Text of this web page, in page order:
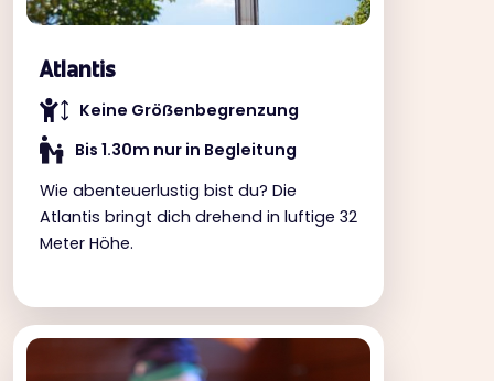
Atlantis
Keine Gröẞenbegrenzung
Bis 1.30m nur in Begleitung
Wie abenteuerlustig bist du? Die
Atlantis bringt dich drehend in luftige 32
Meter Höhe.